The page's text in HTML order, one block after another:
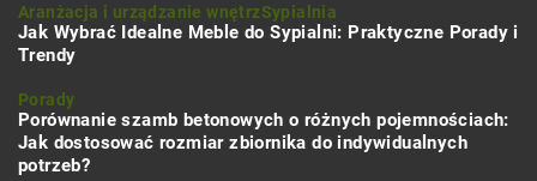
Aranżacja i urządzanie wnętrzSypialnia
Jak Wybrać Idealne Meble do Sypialni: Praktyczne Porady i
Trendy
Porady
Porównanie szamb betonowych o różnych pojemnościach:
Jak dostosować rozmiar zbiornika do indywidualnych
potrzeb?